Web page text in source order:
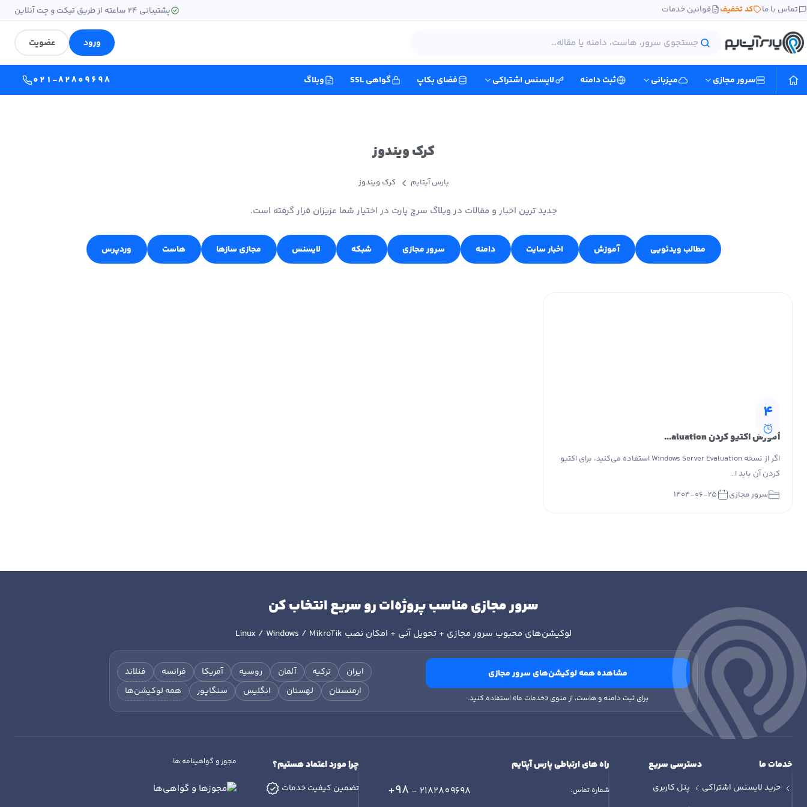
تماس با ما کد تخفیف قوانین خدمات پشتیبانی ۲۴ ساعته از طریق تیکت و چت آنلاین
ورود عضویت
سرور مجازی میزبانی ثبت دامنه لایسنس اشتراکی فضای بکاپ گواهی SSL وبلاگ ۰۲۱-۸۲۸۰۹۶۹۸
کرک ویندوز
پارس آپتایم کرک ویندوز
جدید ترین اخبار و مقالات در وبلاگ سرچ پارت در اختیار شما عزیزان قرار گرفته است.
مطالب ویدئویی آموزش اخبار سایت دامنه سرور مجازی شبکه لایسنس مجازی سازها هاست وردپرس
4
آموزش اکتیو کردن Windows Server Evaluation و تبدیل به فول ورژن
اگر از نسخه Windows Server Evaluation استفاده می‌کنید، برای اکتیو
کردن آن باید ا…
سرور مجازی
۱۴۰۴-۰۶-۲۵
سرور مجازی مناسب پروژه‌ات رو سریع انتخاب کن
لوکیشن‌های محبوب سرور مجازی + تحویل آنی + امکان نصب Linux / Windows / MikroTik
مشاهده همه لوکیشن‌های سرور مجازی
برای ثبت دامنه و هاست، از منوی «خدمات ما» استفاده کنید.
ایران ترکیه آلمان روسیه آمریکا فرانسه
فنلاند
ارمنستان
لهستان انگلیس سنگاپور همه لوکیشن‌ها
خدمات ما
خرید لایسنس اشتراکی
دسترسی سریع
پنل کاربری
راه های ارتباطی پارس آپتایم
شماره تماس: +98- 2182809698
چرا مورد اعتماد هستیم؟
تضمین کیفیت خدمات
مجوز و گواهینامه ها: